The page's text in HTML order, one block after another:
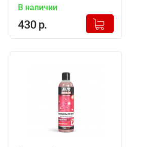
В наличии
430 р.
+
Добавлено в корзину